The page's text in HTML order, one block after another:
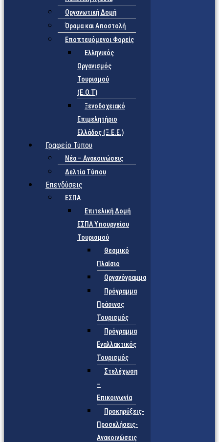
Οργανωτική Δομή
Όραμα και Αποστολή
Εποπτευόμενοι Φορείς
Eλληνικός
Οργανισμός
Τουρισμού
(Ε.Ο.Τ)
Ξενοδοχειακό
Επιμελητήριο
Ελλάδος (Ξ.Ε.Ε.)
Γραφείο Τύπου
Νέα – Ανακοινώσεις
Δελτία Τύπου
Επενδύσεις
ΕΣΠΑ
Επιτελική Δομή
ΕΣΠΑ Υπουργείου
Τουρισμού
Θεσμικό
Πλαίσιο
Οργανόγραμμα
Πρόγραμμα
Πράσινος
Τουρισμός
Πρόγραμμα
Εναλλακτικός
Τουρισμός
Στελέχωση
–
Επικοινωνία
Προκηρύξεις-
Προσκλήσεις-
Ανακοινώσεις